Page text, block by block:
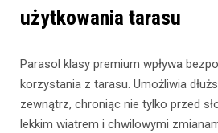
użytkowania tarasu
Parasol klasy premium wpływa
korzystania z tarasu. Umożliwia
zewnątrz, chroniąc nie tylko przed
lekkim wiatrem i chwilowymi